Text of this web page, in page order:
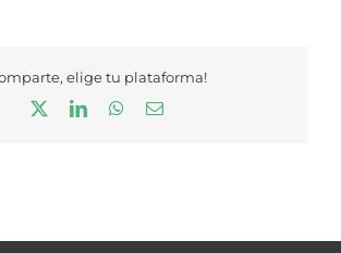
elige tu plataforma!
LinkedInWhatsApp
Correo